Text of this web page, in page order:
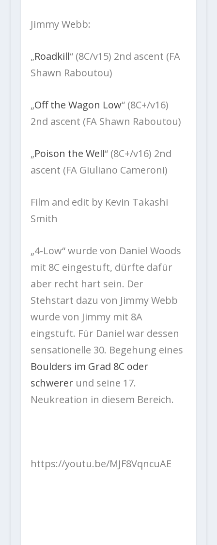
Jimmy Webb:
„Roadkill“ (8C/v15) 2nd ascent (FA
Shawn Raboutou)
„Off the Wagon Low“ (8C+/v16)
2nd ascent (FA Shawn Raboutou)
„Poison the Well“ (8C+/v16) 2nd
ascent (FA Giuliano Cameroni)
Film and edit by Kevin Takashi
Smith
„4-Low“ wurde von Daniel Woods
mit 8C eingestuft, dürfte dafür
aber recht hart sein. Der
Stehstart dazu von Jimmy Webb
wurde von Jimmy mit 8A
eingstuft. Für Daniel war dessen
sensationelle 30. Begehung eines
Boulders im Grad 8C oder
schwererund seine 17.
Neukreation in diesem Bereich.
https://youtu.be/MJF8VqncuAE